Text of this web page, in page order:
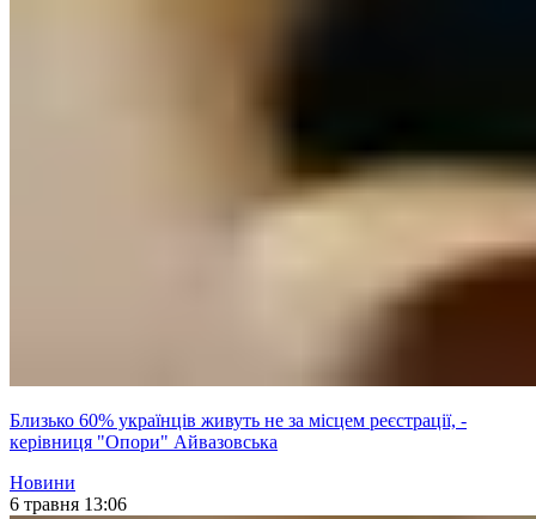
Близько 60% українців живуть не за місцем реєстрації, -
керівниця "Опори" Айвазовська
Новини
6 травня 13:06